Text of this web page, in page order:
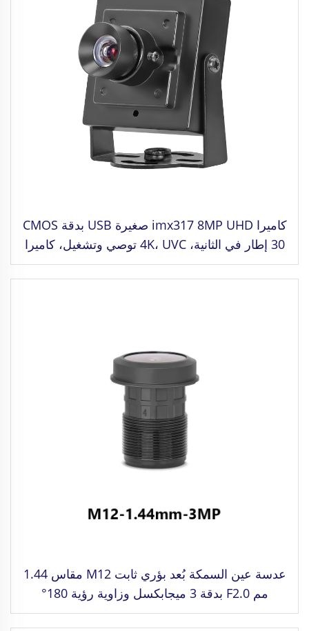
كاميرا imx317 8MP UHD صغيرة USB بدقة CMOS
30 إطار في الثانية، 4K، UVC توصي وتشغيل، كاميرا
مراقبة للأغراض الصناعية والتحكم
عدسة عين السمكة بُعد بؤري ثابت M12 مقاس 1.44
مم F2.0 بدقة 3 ميجابكسل وزاوية رؤية 180°
مخصصة لتنسيق صورة 1/3"